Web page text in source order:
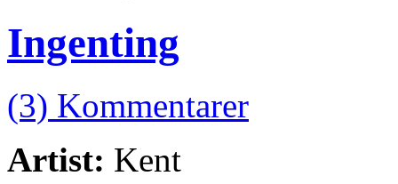
Ingenting
(3) Kommentarer
Artist: Kent